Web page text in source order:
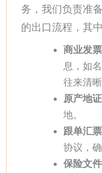
务，我们负责准
的出口流程，其
商业发票
息，如
往来清晰
原产地
地。
跟单汇票
协议，
保险文件